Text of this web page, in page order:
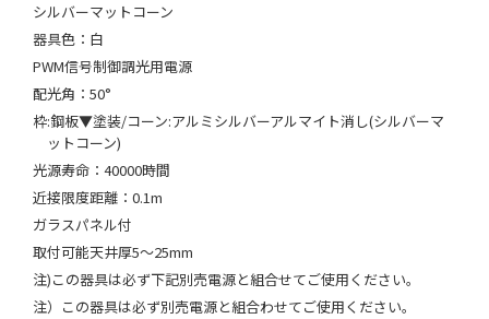
シルバーマットコーン
器具色：白
PWM信号制御調光用電源
配光角：50°
枠:鋼板▼塗装/コーン:アルミシルバーアルマイト消し(シルバーマ
ットコーン)
光源寿命：40000時間
近接限度距離：0.1m
ガラスパネル付
取付可能天井厚5～25mm
注)この器具は必ず下記別売電源と組合せてご使用ください。
注）この器具は必ず別売電源と組合わせてご使用ください。